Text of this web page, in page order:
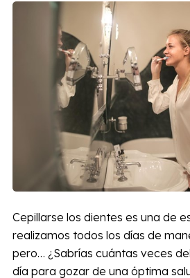
Cepillarse los dientes es una de
realizamos todos los días de
pero… ¿Sabrías cuántas veces
día para gozar de una óptima